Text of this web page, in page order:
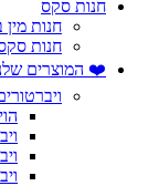
חנות סקס
חנות
חנות
❤️ המוצרים